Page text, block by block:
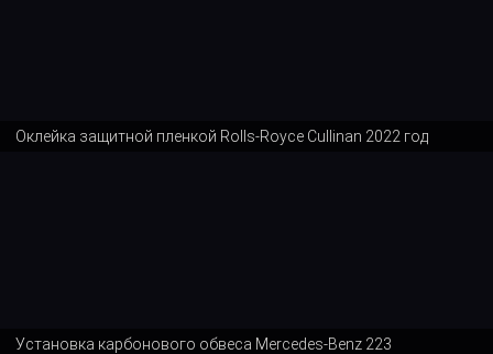
Оклейка защитной пленкой Rolls-Royce Cullinan 2022 год
Установка карбонового обвеса Mercedes-Benz 223